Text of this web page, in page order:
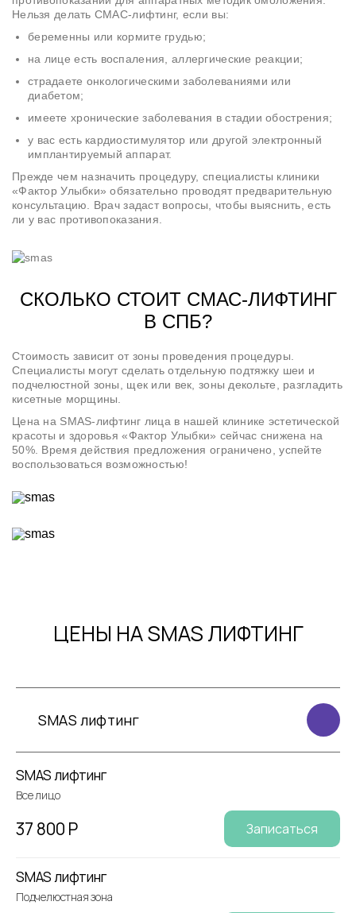
Нельзя делать СМАС-лифтинг, если вы:
беременны или кормите грудью;
на лице есть воспаления, аллергические реакции;
страдаете онкологическими заболеваниями или
диабетом;
имеете хронические заболевания в стадии обострения;
у вас есть кардиостимулятор или другой электронный
имплантируемый аппарат.
Прежде чем назначить процедуру, специалисты клиники
«Фактор Улыбки» обязательно проводят предварительную
консультацию. Врач задаст вопросы, чтобы выяснить, есть
ли у вас противопоказания.
СКОЛЬКО СТОИТ СМАС-ЛИФТИНГ
В СПБ?
Стоимость зависит от зоны проведения процедуры.
Специалисты могут сделать отдельную подтяжку шеи и
подчелюстной зоны, щек или век, зоны декольте, разгладить
кисетные морщины.
Цена на SMAS-лифтинг лица в нашей клинике эстетической
красоты и здоровья «Фактор Улыбки» сейчас снижена на
50%. Время действия предложения ограничено, успейте
воспользоваться возможностью!
ЦЕНЫ НА SMAS ЛИФТИНГ
SMAS лифтинг
SMAS лифтинг
Все лицо
37 800 Р Записаться
SMAS лифтинг
Подчелюстная зона